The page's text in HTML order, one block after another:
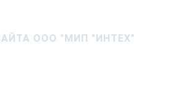
ООО "МИП "ИНТЕХ"